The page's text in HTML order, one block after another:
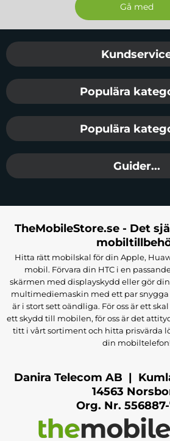
Sidfot Blandad info
Populära
Populära
Guider...
TheMobileStore.se - Det
Hitta rätt mobilskal för din Apple,
mobil. Förvara din HTC i en
skärmen med displayskydd eller gör
multimediemaskin med ett par
är i stort sett oändliga. För oss är ett
ett skydd till mobilen, för oss är det
titt i vårt sortiment och hitta prisvärda
din
Danira Telecom AB |
14563
Org. Nr.